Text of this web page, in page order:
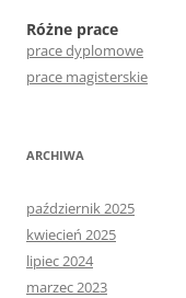
Różne prace
prace dyplomowe
prace magisterskie
ARCHIWA
październik 2025
kwiecień 2025
lipiec 2024
marzec 2023